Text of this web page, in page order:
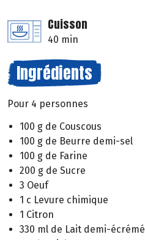
Cuisson
40 min
Ingrédients
Pour 4 personnes
100 g de Couscous
100 g de Beurre demi-sel
100 g de Farine
200 g de Sucre
3 Oeuf
1 c Levure chimique
1 Citron
330 ml de Lait demi-écrémé